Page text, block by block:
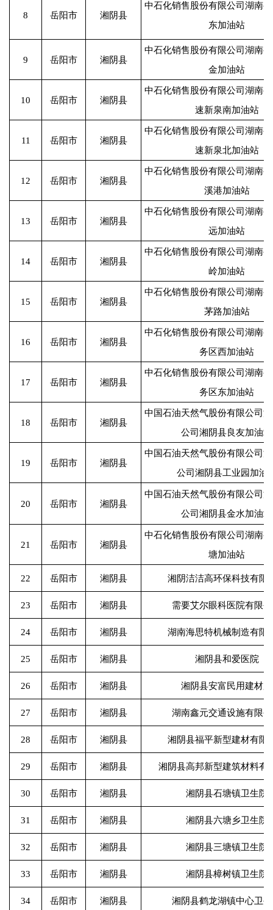
8 岳阳市 湘阴县
中石化销售股份有限公司湖南
东加油站
9 岳阳市 湘阴县
中石化销售股份有限公司湖南
金加油站
10 岳阳市 湘阴县
中石化销售股份有限公司湖南
速新泉南加油站
11 岳阳市 湘阴县
中石化销售股份有限公司湖南
速新泉北加油站
12 岳阳市 湘阴县
中石化销售股份有限公司湖南
溪港加油站
13 岳阳市 湘阴县
中石化销售股份有限公司湖南
远加油站
14 岳阳市 湘阴县
中石化销售股份有限公司湖南
岭加油站
15 岳阳市 湘阴县
中石化销售股份有限公司湖南
茅路加油站
16 岳阳市 湘阴县
中石化销售股份有限公司湖南
务区西加油站
17 岳阳市 湘阴县
中石化销售股份有限公司湖南
务区东加油站
18 岳阳市 湘阴县
中国石油天然气股份有限公司
公司湘阴县良友加油站
19 岳阳市 湘阴县
中国石油天然气股份有限公司
公司湘阴县工业园加油
20 岳阳市 湘阴县
中国石油天然气股份有限公司
公司湘阴县金水加油站
21 岳阳市 湘阴县
中石化销售股份有限公司湖南
塘加油站
22 岳阳市 湘阴县 湘阴洁洁高环保科技有限
23 岳阳市 湘阴县 需要艾尔眼科医院有限
24 岳阳市 湘阴县 湖南海思特机械制造有限
25 岳阳市 湘阴县 湘阴县和爱医院
26 岳阳市 湘阴县 湘阴县安富民用建材厂
27 岳阳市 湘阴县 湖南鑫元交通设施有限
28 岳阳市 湘阴县 湘阴县福平新型建材有限
29 岳阳市 湘阴县 湘阴县高邦新型建筑材料有
30 岳阳市 湘阴县 湘阴县石塘镇卫生院
31 岳阳市 湘阴县 湘阴县六塘乡卫生院
32 岳阳市 湘阴县 湘阴县三塘镇卫生院
33 岳阳市 湘阴县 湘阴县樟树镇卫生院
34 岳阳市 湘阴县 湘阴县鹤龙湖镇中心卫